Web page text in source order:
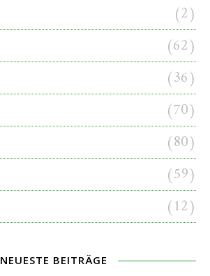
(2)
(62)
(36)
(70)
(80)
(59)
(12)
NEUESTE BEITRÄGE